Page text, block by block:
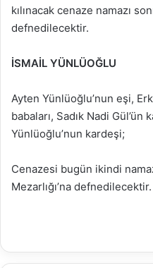
kılınacak cenaze namazı
defnedilecektir.
İSMAİL YÜNLÜOĞLU
Ayten Yünlüoğlu’nun eşi,
babaları, Sadık Nadi Gül’ün
Yünlüoğlu’nun kardeşi;
Cenazesi bugün ikindi
Mezarlığı’na defnedilecektir.